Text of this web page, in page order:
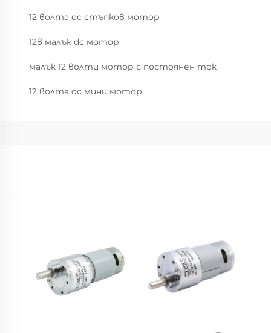
12 волта dc стъпков мотор
12в малък dc мотор
малък 12 волти мотор с постоянен ток
12 волта dc мини мотор